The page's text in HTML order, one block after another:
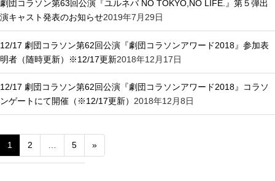
劇団コラソン第63回公演『ユルネバ NO TOKYO,NO LIFE.』第５弾出
演キャスト発表のお知らせ2019年7月29日
12/17 劇団コラソン第62回公演『劇団コラソンアワード2018』参加表
明者（随時更新）※12/17更新2018年12月17日
12/17 劇団コラソン第62回公演『劇団コラソンアワード2018』コラソ
ンゲートにて開催（※12/17更新） 2018年12月8日
1 2 5 »